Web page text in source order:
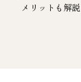
メリットも解説